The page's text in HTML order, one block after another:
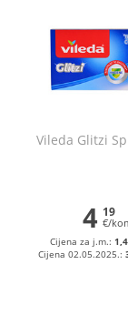
Vileda Glitzi
4 19
€/
Cijena za j.m.:
Cijena 02.05.2025.: